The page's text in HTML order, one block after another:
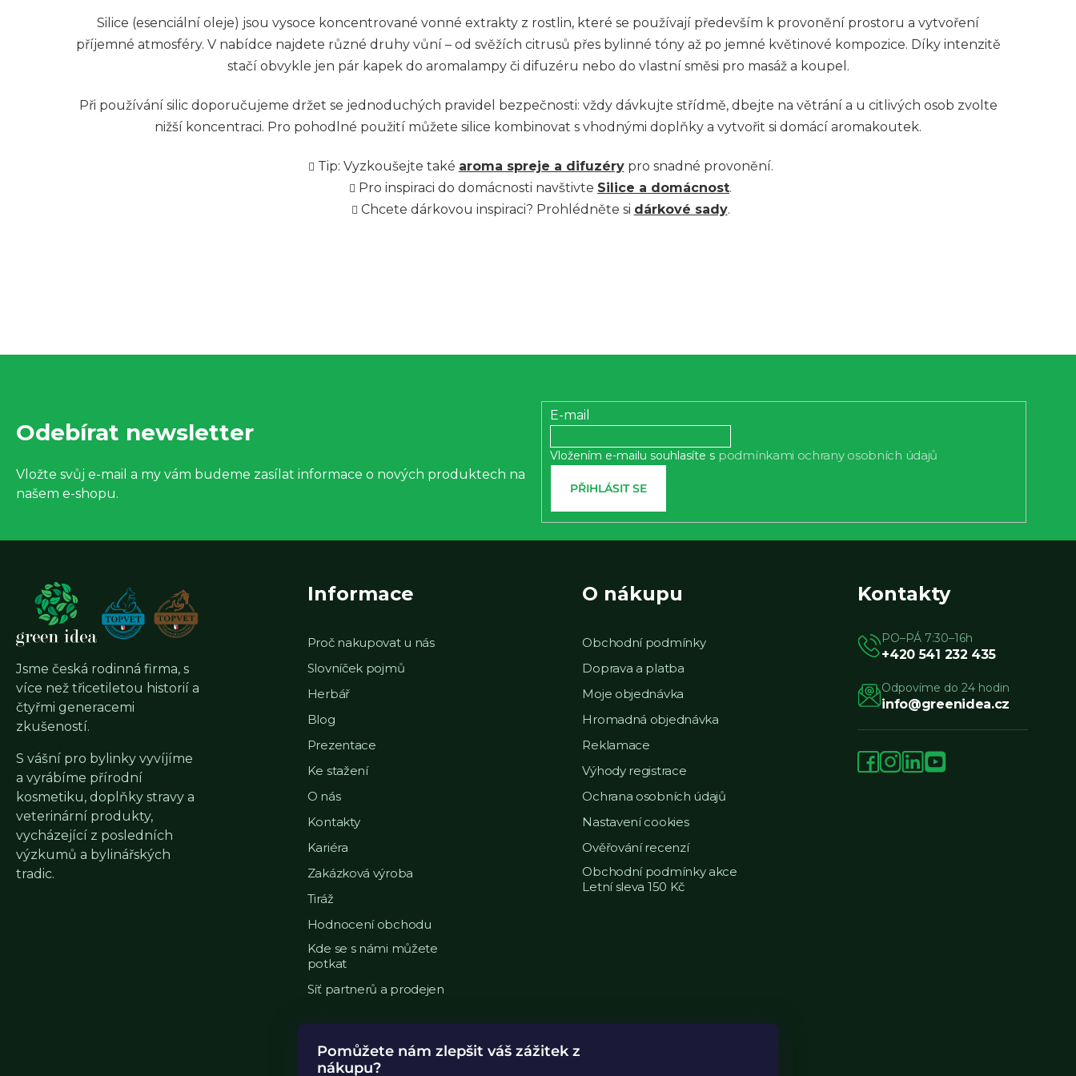
Pomůžete nám zlepšit váš zážitek z
nákupu?
v
l
á
d
a
c
í
p
u
Silice (esenciální oleje) jsou vysoce koncentrované vonné extrakty z rostlin, které se používají především k provonění prostoru a vytvoření
příjemné atmosféry. V nabídce najdete různé druhy vůní – od svěžích citrusů přes bylinné tóny až po jemné květinové kompozice. Díky intenzitě
stačí obvykle jen pár kapek do aromalampy či difuzéru nebo do vlastní směsi pro masáž a koupel.
Při používání silic doporučujeme držet se jednoduchých pravidel bezpečnosti: vždy dávkujte střídmě, dbejte na větrání a u citlivých osob zvolte
nižší koncentraci. Pro pohodlné použití můžete silice kombinovat s vhodnými doplňky a vytvořit si domácí aromakoutek.
Tip: Vyzkoušejte také aroma spreje a difuzérypro snadné provonění.
Pro inspiraci do domácnosti navštivte Silice a domácnost.
Chcete dárkovou inspiraci? Prohlédněte si dárkové sady.
p
a
í
Odebírat newsletter
Vložte svůj e-mail a my vám budeme zasílat informace o nových produktech na
našem e-shopu.
E-mail
Vložením e-mailu souhlasíte s podmínkami ochrany osobních údajů
PŘIHLÁSIT SE
Jsme česká rodinná firma, s
více než třicetiletou historií a
čtyřmi generacemi
zkušeností.
S vášní pro bylinky vyvíjíme
a vyrábíme přírodní
kosmetiku, doplňky stravy a
veterinární produkty,
vycházející z posledních
výzkumů a bylinářských
tradic.
Informace
Proč nakupovat u nás
Slovníček pojmů
Herbář
Blog
Prezentace
Ke stažení
O nás
Kontakty
Kariéra
Zakázková výroba
Tiráž
Hodnocení obchodu
Kde se s námi můžete
potkat
Síť partnerů a prodejen
O nákupu
Obchodní podmínky
Doprava a platba
Moje objednávka
Hromadná objednávka
Reklamace
Výhody registrace
Ochrana osobních údajů
Nastavení cookies
Ověřování recenzí
Obchodní podmínky akce
Letní sleva 150 Kč
Kontakty
PO–PÁ 7:30–16h
+420 541 232 435
Odpovíme do 24 hodin
info@greenidea.cz